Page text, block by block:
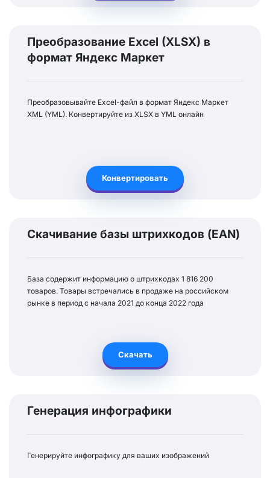
Преобразование Excel (XLSX) в
формат Яндекс Маркет
Преобразовывайте Excel-файл в формат Яндекс Маркет
XML (YML). Конвертируйте из XLSX в YML онлайн
Конвертировать
Скачивание базы штрихкодов (EAN)
База содержит информацию о штрихкодах 1 816 200
товаров. Товары встречались в продаже на российском
рынке в период с начала 2021 до конца 2022 года
Скачать
Генерация инфографики
Генерируйте инфографику для ваших изображений